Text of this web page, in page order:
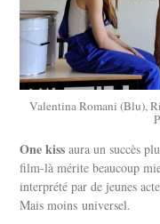
Valentina Romani (Blu),
One kiss aura un succès
film-là mérite beaucoup
interprété par de jeunes
Mais moins universel.